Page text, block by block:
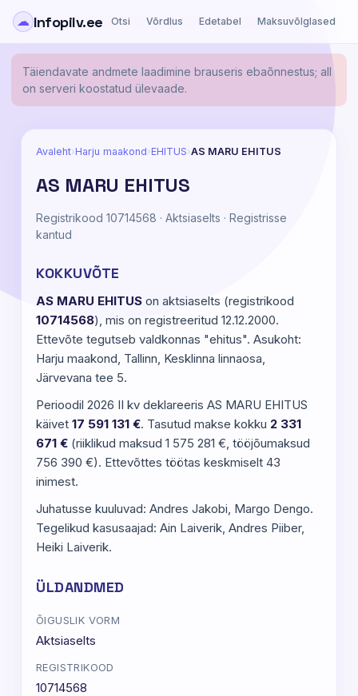
☁ Infopilv.ee Otsi Võrdlus Edetabel Maksuvõlglased
Täiendavate andmete laadimine brauseris ebaõnnestus; all
on serveri koostatud ülevaade.
Avaleht›Harju maakond›EHITUS›AS MARU EHITUS
AS MARU EHITUS
Registrikood 10714568 · Aktsiaselts · Registrisse
kantud
KOKKUVÕTE
AS MARU EHITUS on aktsiaselts (registrikood
10714568), mis on registreeritud 12.12.2000.
Ettevõte tegutseb valdkonnas "ehitus". Asukoht:
Harju maakond, Tallinn, Kesklinna linnaosa,
Järvevana tee 5.
Perioodil 2026 II kv deklareeris AS MARU EHITUS
käivet 17 591 131 €. Tasutud makse kokku 2 331
671 € (riiklikud maksud 1 575 281 €, tööjõumaksud
756 390 €). Ettevõttes töötas keskmiselt 43
inimest.
Juhatusse kuuluvad: Andres Jakobi, Margo Dengo.
Tegelikud kasusaajad: Ain Laiverik, Andres Piiber,
Heiki Laiverik.
ÜLDANDMED
ÕIGUSLIK VORM
Aktsiaselts
REGISTRIKOOD
10714568